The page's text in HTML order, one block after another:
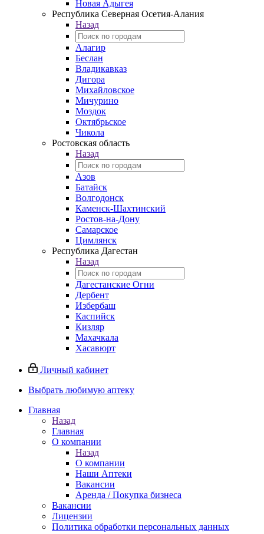
Новая Адыгея
Республика Северная Осетия-Алания
Назад
Алагир
Беслан
Владикавказ
Дигора
Михайловское
Мичурино
Моздок
Октябрьское
Чикола
Ростовская область
Назад
Азов
Батайск
Волгодонск
Каменск-Шахтинский
Ростов-на-Дону
Самарское
Цимлянск
Республика Дагестан
Назад
Дагестанские Огни
Дербент
Избербаш
Каспийск
Кизляр
Махачкала
Хасавюрт
Личный кабинет
Выбрать любимую аптеку
Главная
Назад
Главная
О компании
Назад
О компании
Наши Аптеки
Вакансии
Аренда / Покупка бизнеса
Вакансии
Лицензии
Политика обработки персональных данных